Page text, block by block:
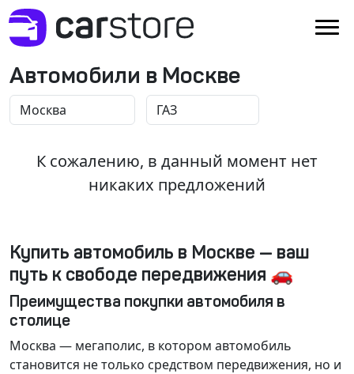
Автомобили в Москве
К сожалению, в данный момент нет
никаких предложений
Купить автомобиль в Москве — ваш
путь к свободе передвижения 🚗
Преимущества покупки автомобиля в
столице
Москва — мегаполис, в котором автомобиль
становится не только средством передвижения, но и